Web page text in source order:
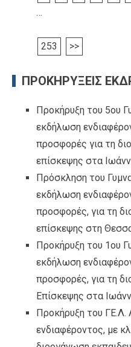
…
253 >>
ΠΡΟΚΗΡΥΞΕΙΣ
Προκήρυξη του 5ου
εκδήλωση
προσφορές για τη
επίσκεψης στα
Πρόσκληση του
εκδήλωση
προσφορές, για τη
επίσκεψης στη
Προκήρυξη του 1ου
εκδήλωση
προσφορές, για τη
Επίσκεψης στα
Προκήρυξη του ΓΕ.Λ.
ενδιαφέροντος, με